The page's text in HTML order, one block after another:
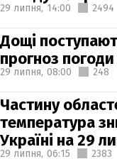
29 липня, 14:00 2494
Дощі
прогноз
29 липня, 08:00 248
Частину
температура
Україні на 29
29 липня, 06:15 2383